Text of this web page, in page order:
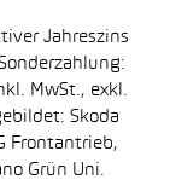
Jahreszins
MwSt., exkl.
Skoda
Frontantrieb,
Grün Uni.